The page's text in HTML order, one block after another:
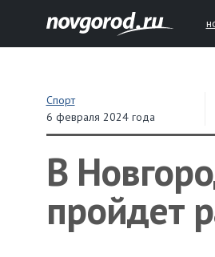
Спорт
6 февраля 2024 года
В
пройдет